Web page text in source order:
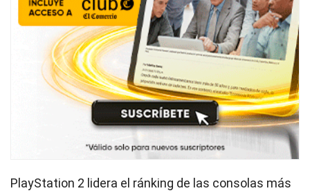
PlayStation 2 lidera el ránking de las consolas más